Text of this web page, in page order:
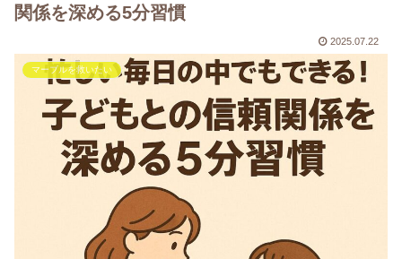
関係を深める5分習慣
2025.07.22
マーブルを救いたい